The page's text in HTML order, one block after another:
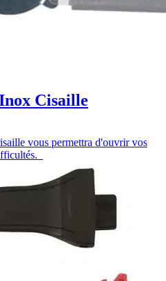
Cisaille
vous permettra d'ouvrir vos